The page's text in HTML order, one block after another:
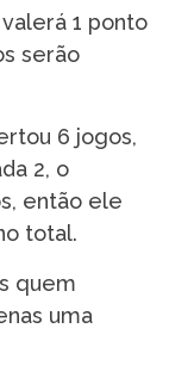
1 ponto
serão
6 jogos,
2, o
então ele
total.
quem
uma